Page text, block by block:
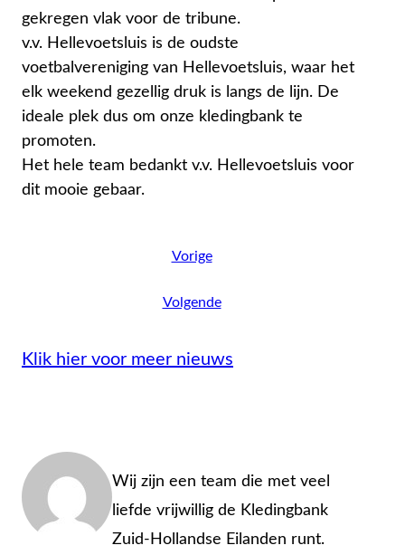
gekregen vlak voor de tribune.
v.v. Hellevoetsluis is de oudste
voetbalvereniging van Hellevoetsluis, waar het
elk weekend gezellig druk is langs de lijn. De
ideale plek dus om onze kledingbank te
promoten.
Het hele team bedankt v.v. Hellevoetsluis voor
dit mooie gebaar.
Vorige
Volgende
Klik hier voor meer nieuws
Wij zijn een team die met veel
liefde vrijwillig de Kledingbank
Zuid-Hollandse Eilanden runt.